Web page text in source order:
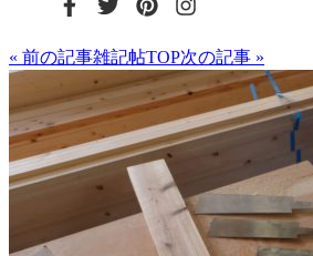
« 前の記事雑記帖TOP次の記事 »